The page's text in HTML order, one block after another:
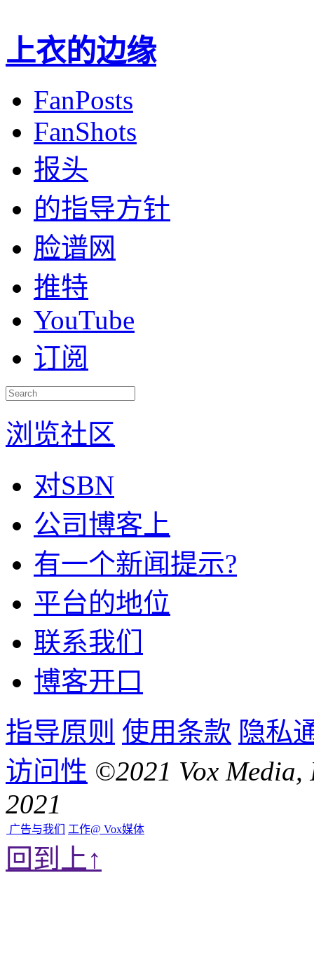
上衣的边缘
FanPosts
FanShots
报头
的指导方针
脸谱网
推特
YouTube
订阅
浏览社区
对SBN
公司博客上
有一个新闻提示?
平台的地位
联系我们
博客开口
指导原则 使用条款 隐私
访问性 ©2021 Vox
2021
广告与我们 工作@ Vox媒体
回到上↑